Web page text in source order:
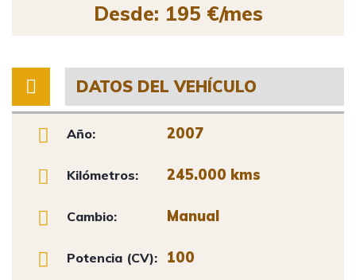
Desde: 195 €/mes
DATOS DEL VEHÍCULO
Año: 2007
Kilómetros: 245.000 kms
Cambio: Manual
Potencia (CV): 100